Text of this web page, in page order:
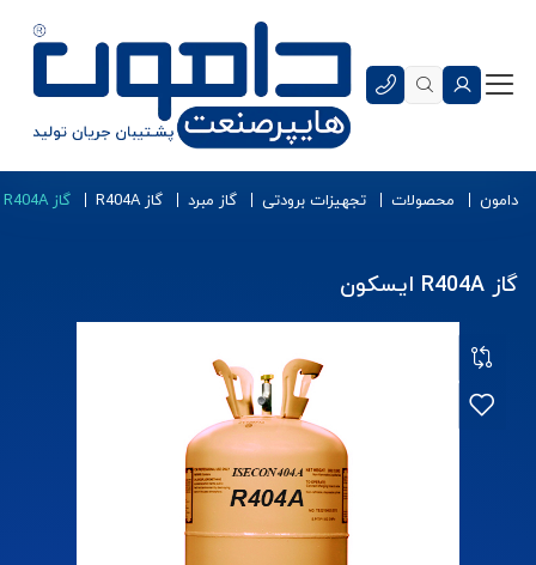
دامون محصولات تجهیزات برودتی گاز مبرد گاز R404A گاز R404A ایسکون
گاز R404A ایسکون